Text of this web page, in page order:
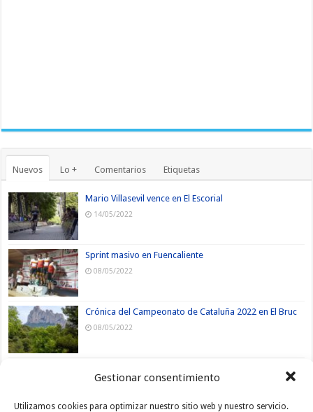
Gestionar consentimiento
Utilizamos cookies para optimizar nuestro sitio web y nuestro servicio.
Nuevos Lo + Comentarios Etiquetas
Mario Villasevil vence en El Escorial
14/05/2022
Sprint masivo en Fuencaliente
08/05/2022
Crónica del Campeonato de Cataluña 2022 en El Bruc
08/05/2022
13/04/2022